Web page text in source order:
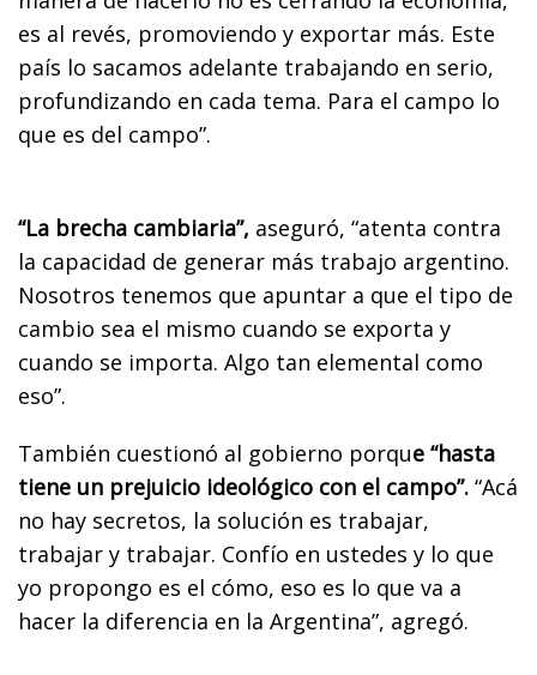
es al revés, promoviendo y exportar más. Este
país lo sacamos adelante trabajando en serio,
profundizando en cada tema. Para el campo lo
que es del campo”.
“La brecha cambiaria”, aseguró, “atenta contra
la capacidad de generar más trabajo argentino.
Nosotros tenemos que apuntar a que el tipo de
cambio sea el mismo cuando se exporta y
cuando se importa. Algo tan elemental como
eso”.
También cuestionó al gobierno porque “hasta
tiene un prejuicio ideológico con el campo”. “Acá
no hay secretos, la solución es trabajar,
trabajar y trabajar. Confío en ustedes y lo que
yo propongo es el cómo, eso es lo que va a
hacer la diferencia en la Argentina”, agregó.